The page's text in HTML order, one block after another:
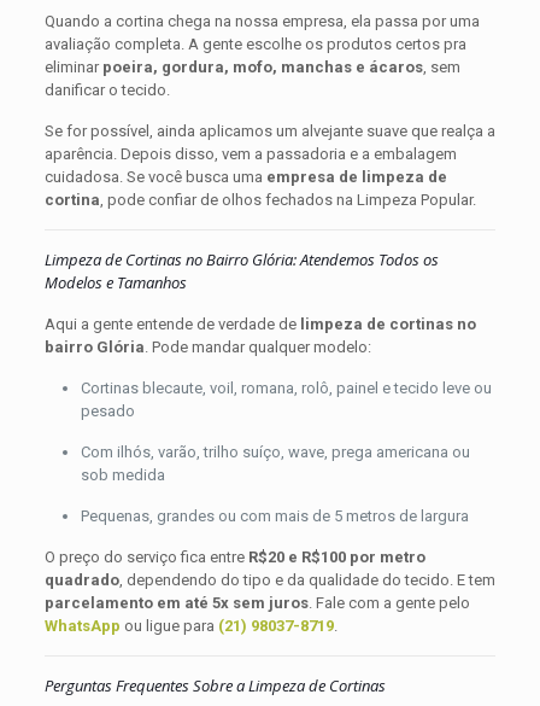
Quando a cortina chega na nossa empresa, ela passa por uma
avaliação completa. A gente escolhe os produtos certos pra
eliminar poeira, gordura, mofo, manchas e ácaros, sem
danificar o tecido.
Se for possível, ainda aplicamos um alvejante suave que realça a
aparência. Depois disso, vem a passadoria e a embalagem
cuidadosa. Se você busca uma empresa de limpeza de
cortina , pode confiar de olhos fechados na Limpeza Popular.
Limpeza de Cortinas no Bairro Glória: Atendemos Todos os
Modelos e Tamanhos
Aqui a gente entende de verdade de limpeza de cortinas no
bairro Glória . Pode mandar qualquer modelo:
Cortinas blecaute, voil, romana, rolô, painel e tecido leve ou
pesado
Com ilhós, varão, trilho suíço, wave, prega americana ou
sob medida
Pequenas, grandes ou com mais de 5 metros de largura
O preço do serviço fica entre R$20 e R$100 por metro
quadrado, dependendo do tipo e da qualidade do tecido. E tem
parcelamento em até 5x sem juros. Fale com a gente pelo
WhatsApp ou ligue para (21) 98037-8719.
Perguntas Frequentes Sobre a Limpeza de Cortinas